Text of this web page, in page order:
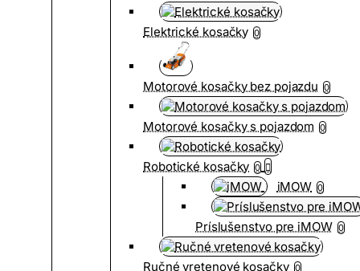
Elektrické kosačky 0
Motorové kosačky bez pojazdu 0
Motorové kosačky s pojazdom 0
Robotické kosačky 0
iMOW 0
Príslušenstvo pre iMOW 0
Ručné vretenové kosačky 0